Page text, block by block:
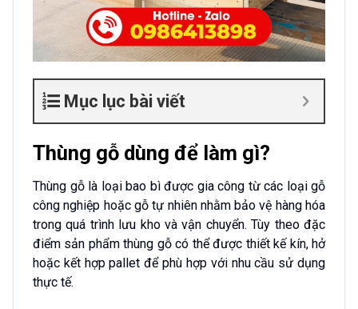
Mục lục bài viết
Thùng gỗ dùng để làm gì?
Thùng gỗ là loại bao bì được gia công từ các loại gỗ
công nghiệp hoặc gỗ tự nhiên nhằm bảo vệ hàng hóa
trong quá trình lưu kho và vận chuyển. Tùy theo đặc
điểm sản phẩm thùng gỗ có thể được thiết kế kín, hở
hoặc kết hợp pallet để phù hợp với nhu cầu sử dụng
thực tế.